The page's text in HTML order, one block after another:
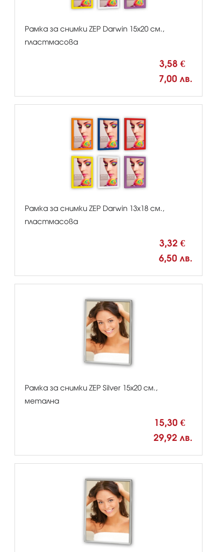
Рамка за снимки ZEP Darwin 15x20 см.,
пластмасова
3,58 €
7,00 лв.
Рамка за снимки ZEP Darwin 13x18 см.,
пластмасова
3,32 €
6,50 лв.
Рамка за снимки ZEP Silver 15x20 см.,
метална
15,30 €
29,92 лв.